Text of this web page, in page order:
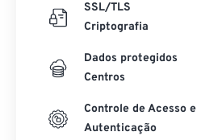
SSL/TLS
Criptografia
Dados protegidos
Centros
Controle de Acesso e
Autenticação